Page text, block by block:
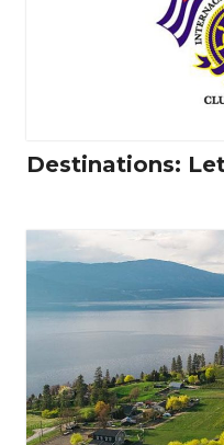
Destinations: